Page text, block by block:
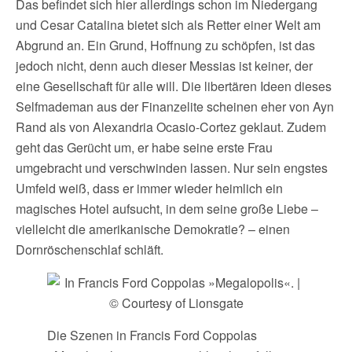
Das befindet sich hier allerdings schon im Niedergang
und Cesar Catalina bietet sich als Retter einer Welt am
Abgrund an. Ein Grund, Hoffnung zu schöpfen, ist das
jedoch nicht, denn auch dieser Messias ist keiner, der
eine Gesellschaft für alle will. Die libertären Ideen dieses
Selfmademan aus der Finanzelite scheinen eher von Ayn
Rand als von Alexandria Ocasio-Cortez geklaut. Zudem
geht das Gerücht um, er habe seine erste Frau
umgebracht und verschwinden lassen. Nur sein engstes
Umfeld weiß, dass er immer wieder heimlich ein
magisches Hotel aufsucht, in dem seine große Liebe –
vielleicht die amerikanische Demokratie? – einen
Dornröschenschlaf schläft.
Die Szenen in Francis Ford Coppolas